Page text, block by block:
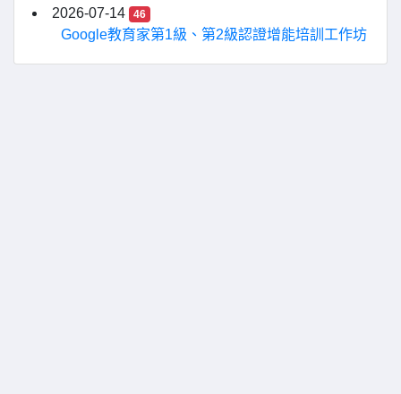
2026-07-14
46
Google教育家第1級、第2級認證增能培訓工作坊